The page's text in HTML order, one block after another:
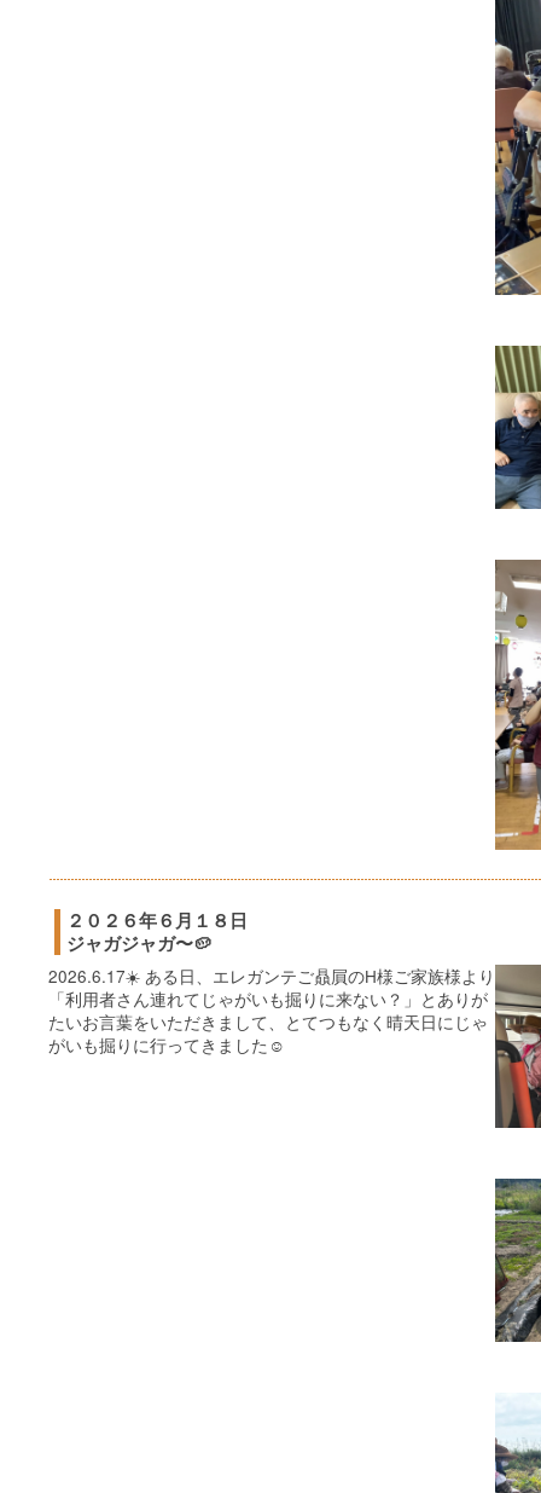
２０２６年６月１８日
ジャガジャガ〜🥔
2026.6.17☀️ ある日、エレガンテご贔屓のH様ご家族様より
「利用者さん連れてじゃがいも掘りに来ない？」とありが
たいお言葉をいただきまして、とてつもなく晴天日にじゃ
がいも掘りに行ってきました☺️